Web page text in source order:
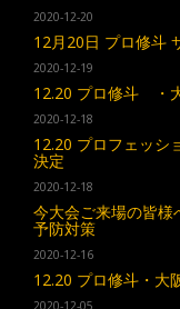
2020-12-20
12月20日 プロ修斗
2020-12-19
12.20 プロ修斗 ・
2020-12-18
12.20 プロフェッシ
決定
2020-12-18
今大会ご来場の皆様
予防対策
2020-12-16
12.20 プロ修斗・大
2020-12-05